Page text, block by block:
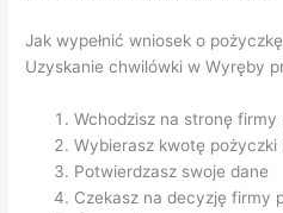
Jak wypełnić wniosek o
Uzyskanie chwilówki w Wyręby
Wchodzisz na stronę firmy
Wybierasz kwotę pożyczki
Potwierdzasz swoje dane
Czekasz na decyzję firmy